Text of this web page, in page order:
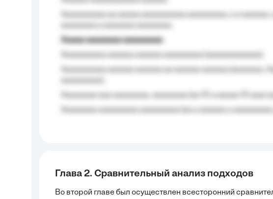
Aaaaa aaaaaaaa aaaaaaaaa
Глава 2. Сравнительный анализ подходов
Во второй главе был осуществлен всесторонний